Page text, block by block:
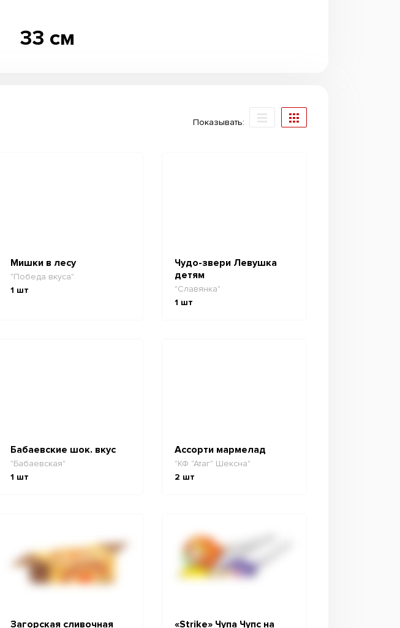
33 см
Показывать:
Мишки в лесу
"Победа вкуса"
1 шт
Чудо-звери Левушка
детям
"Славянка"
1 шт
Бабаевские шок. вкус
"Бабаевская"
1 шт
Ассорти мармелад
"КФ "Атаг" Шексна"
2 шт
Загорская сливочная
«Strike» Чупа Чупс на